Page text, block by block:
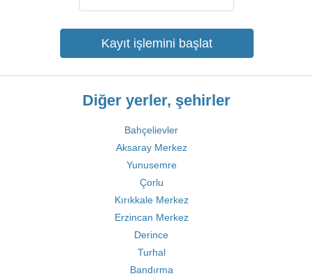
Kayıt işlemini başlat
Diğer yerler, şehirler
Bahçelievler
Aksaray Merkez
Yunusemre
Çorlu
Kırıkkale Merkez
Erzincan Merkez
Derince
Turhal
Bandırma